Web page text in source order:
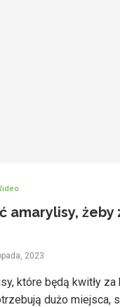
amarylisy, żeby
2023
które będą kwitły za
dużo miejsca,